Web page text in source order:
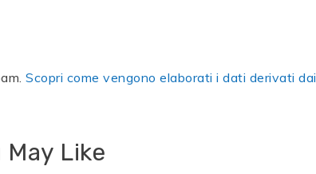
Scopri come vengono elaborati i dati derivati dai
May Like